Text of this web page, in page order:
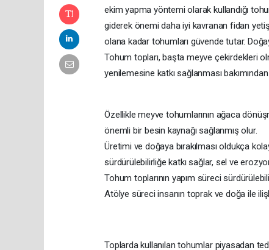
ekim yapma yöntemi olarak kullandığı
giderek önemi daha iyi kavranan fidan
olana kadar tohumları güvende tutar.
Tohum topları, başta meyve çekirdekleri
yenilemesine katkı sağlanması
Özellikle meyve tohumlarının ağaca
önemli bir besin kaynağı sağlanmış olur.
Üretimi ve doğaya bırakılması oldukça
sürdürülebilirliğe katkı sağlar, sel ve
Tohum toplarının yapım süreci
Atölye süreci insanın toprak ve doğa ile
Toplarda kullanılan tohumlar piyasadan